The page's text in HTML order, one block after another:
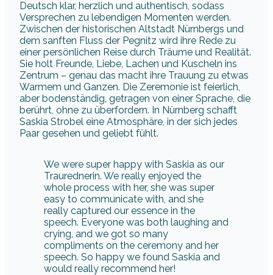
Deutsch klar, herzlich und authentisch, sodass
Versprechen zu lebendigen Momenten werden.
Zwischen der historischen Altstadt Nürnbergs und
dem sanften Fluss der Pegnitz wird ihre Rede zu
einer persönlichen Reise durch Träume und Realität.
Sie holt Freunde, Liebe, Lachen und Kuscheln ins
Zentrum – genau das macht ihre Trauung zu etwas
Warmem und Ganzen. Die Zeremonie ist feierlich,
aber bodenständig, getragen von einer Sprache, die
berührt, ohne zu überfordern. In Nürnberg schafft
Saskia Strobel eine Atmosphäre, in der sich jedes
Paar gesehen und geliebt fühlt.
We were super happy with Saskia as our
Traurednerin. We really enjoyed the
whole process with her, she was super
easy to communicate with, and she
really captured our essence in the
speech. Everyone was both laughing and
crying, and we got so many
compliments on the ceremony and her
speech. So happy we found Saskia and
would really recommend her!